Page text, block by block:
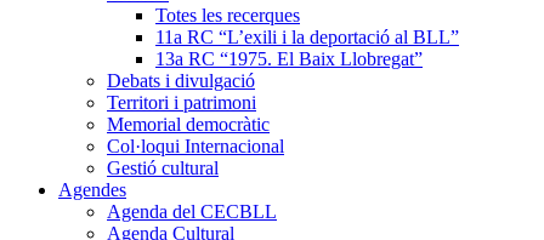
Totes les recerques
11a RC “L’exili i la deportació al BLL”
13a RC “1975. El Baix Llobregat”
Debats i divulgació
Territori i patrimoni
Memorial democràtic
Col·loqui Internacional
Gestió cultural
Agendes
Agenda del CECBLL
Agenda Cultural